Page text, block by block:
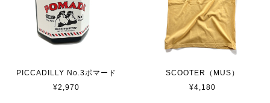
PICCADILLY No.3ポマード
¥2,970
SCOOTER（MUS）
¥4,180